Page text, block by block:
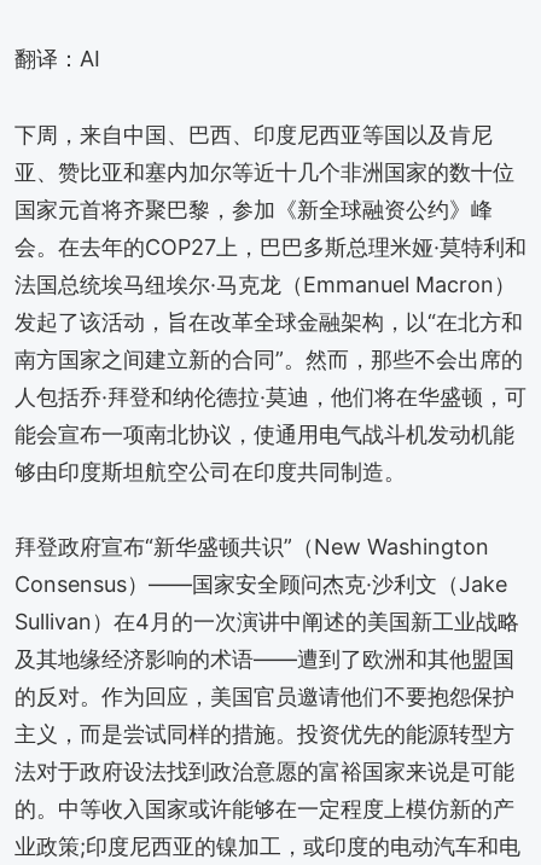
翻译：AI
下周，来自中国、巴西、印度尼西亚等国以及肯尼
亚、赞比亚和塞内加尔等近十几个非洲国家的数十位
国家元首将齐聚巴黎，参加《新全球融资公约》峰
会。在去年的COP27上，巴巴多斯总理米娅·莫特利和
法国总统埃马纽埃尔·马克龙（Emmanuel Macron）
发起了该活动，旨在改革全球金融架构，以“在北方和
南方国家之间建立新的合同”。然而，那些不会出席的
人包括乔·拜登和纳伦德拉·莫迪，他们将在华盛顿，可
能会宣布一项南北协议，使通用电气战斗机发动机能
够由印度斯坦航空公司在印度共同制造。
拜登政府宣布“新华盛顿共识”（New Washington
Consensus）——国家安全顾问杰克·沙利文（Jake
Sullivan）在4月的一次演讲中阐述的美国新工业战略
及其地缘经济影响的术语——遭到了欧洲和其他盟国
的反对。作为回应，美国官员邀请他们不要抱怨保护
主义，而是尝试同样的措施。投资优先的能源转型方
法对于政府设法找到政治意愿的富裕国家来说是可能
的。中等收入国家或许能够在一定程度上模仿新的产
业政策;印度尼西亚的镍加工，或印度的电动汽车和电